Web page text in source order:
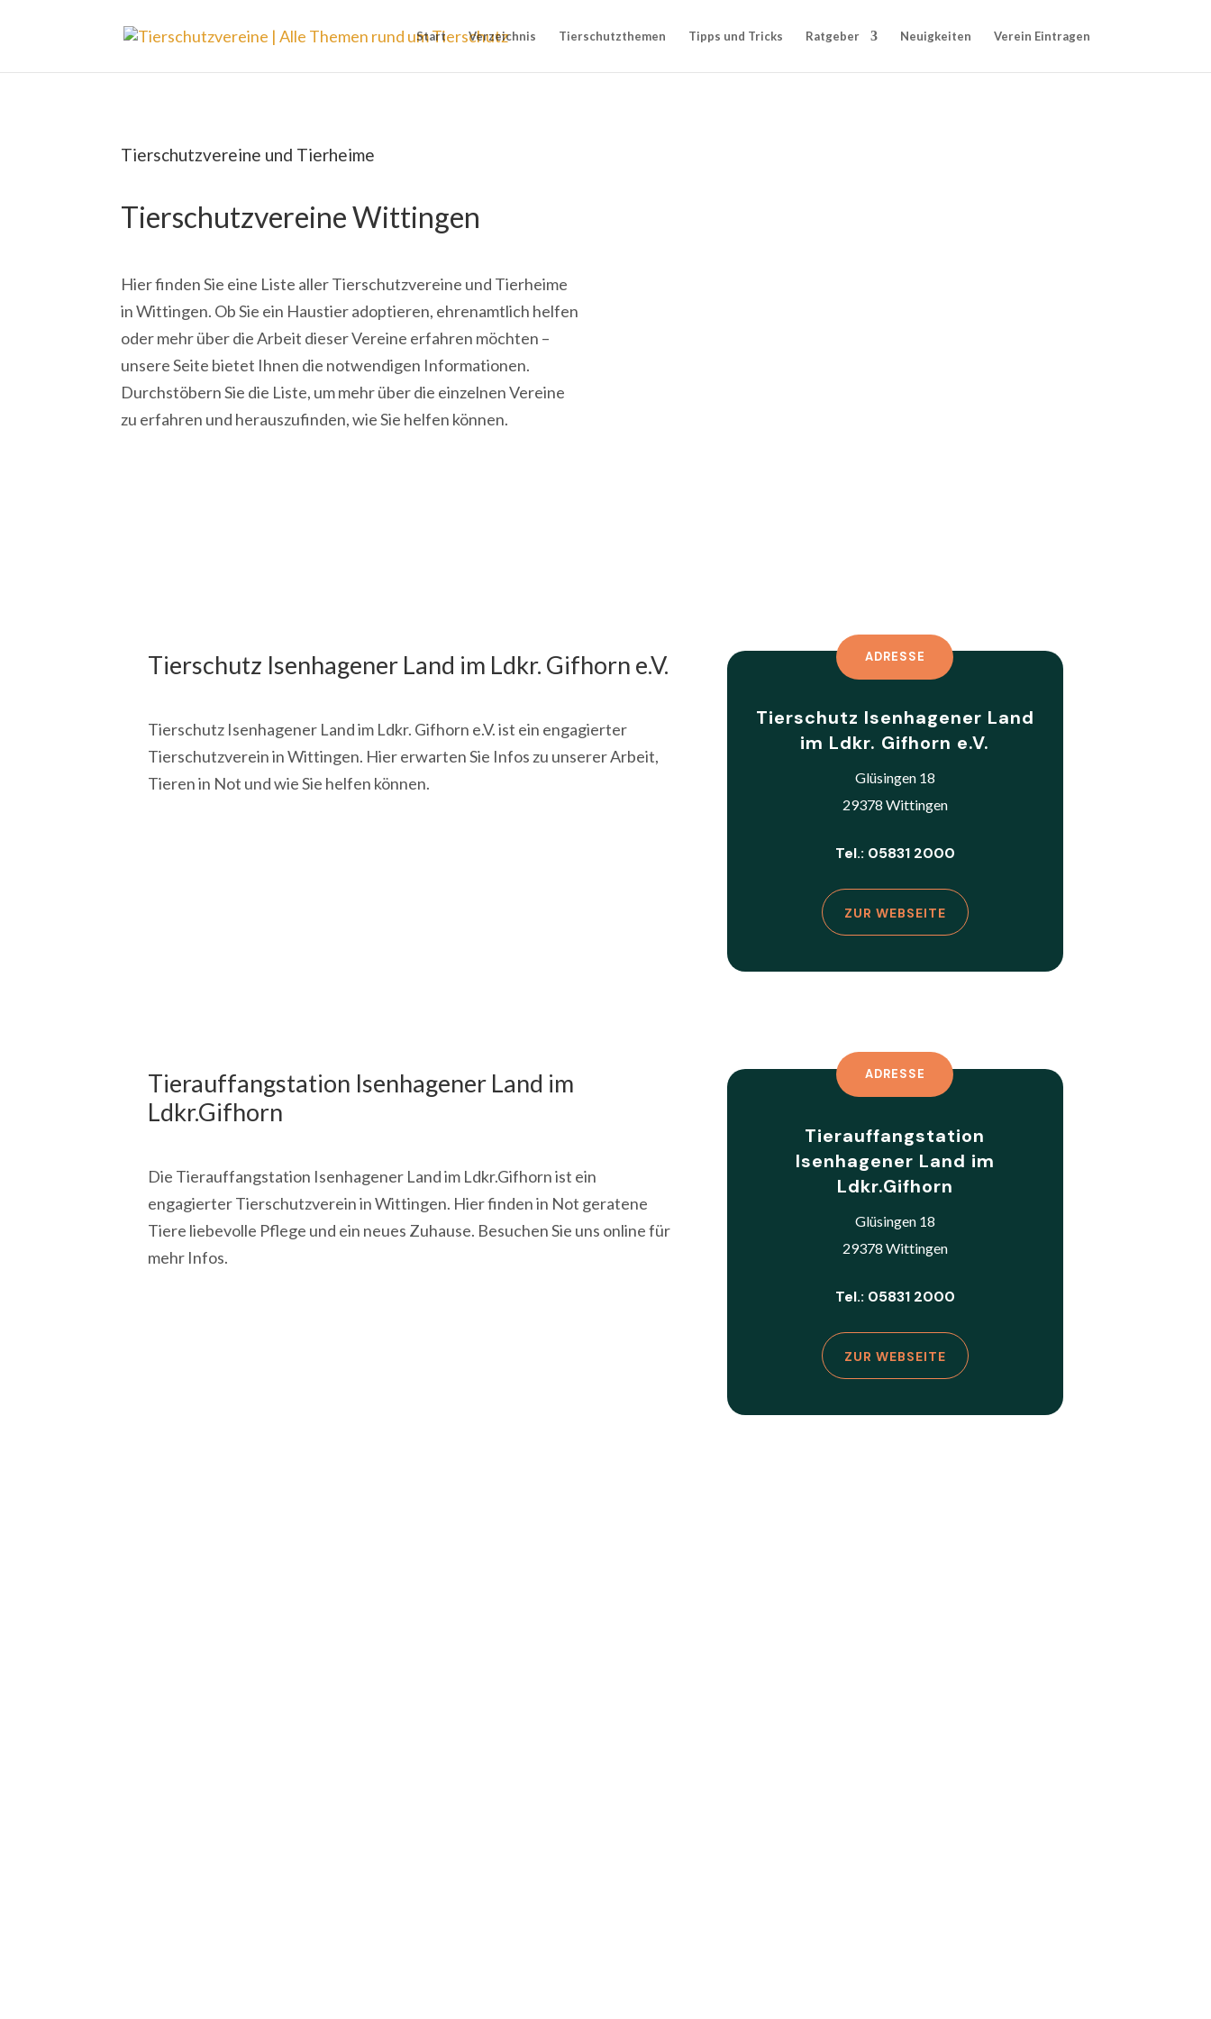
Start Verzeichnis Tierschutzthemen Tipps und Tricks Ratgeber Neuigkeiten Verein Eintragen
Tierschutzvereine und Tierheime
Tierschutzvereine Wittingen
Hier finden Sie eine Liste aller Tierschutzvereine und Tierheime
in Wittingen. Ob Sie ein Haustier adoptieren, ehrenamtlich helfen
oder mehr über die Arbeit dieser Vereine erfahren möchten –
unsere Seite bietet Ihnen die notwendigen Informationen.
Durchstöbern Sie die Liste, um mehr über die einzelnen Vereine
zu erfahren und herauszufinden, wie Sie helfen können.
Tierschutz Isenhagener Land im Ldkr. Gifhorn e.V.
Tierschutz Isenhagener Land im Ldkr. Gifhorn e.V. ist ein engagierter
Tierschutzverein in Wittingen. Hier erwarten Sie Infos zu unserer Arbeit,
Tieren in Not und wie Sie helfen können.
ADRESSE
Tierschutz Isenhagener Land
im Ldkr. Gifhorn e.V.
Glüsingen 18
29378 Wittingen
Tel.: 05831 2000
ZUR WEBSEITE
Tierauffangstation Isenhagener Land im
Ldkr.Gifhorn
Die Tierauffangstation Isenhagener Land im Ldkr.Gifhorn ist ein
engagierter Tierschutzverein in Wittingen. Hier finden in Not geratene
Tiere liebevolle Pflege und ein neues Zuhause. Besuchen Sie uns online für
mehr Infos.
ADRESSE
Tierauffangstation
Isenhagener Land im
Ldkr.Gifhorn
Glüsingen 18
29378 Wittingen
Tel.: 05831 2000
ZUR WEBSEITE